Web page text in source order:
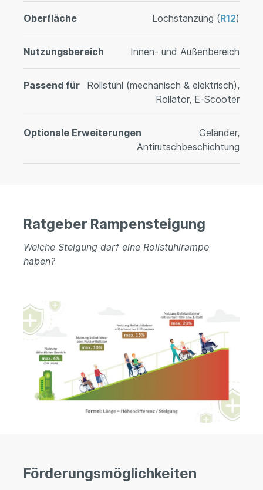
Oberfläche Lochstanzung (R12)
Nutzungsbereich Innen- und Außenbereich
Passend für
Rollstuhl (mechanisch & elektrisch),
Rollator, E-Scooter
Optionale Erweiterungen
Geländer,
Antirutschbeschichtung
Ratgeber Rampensteigung
Welche Steigung darf eine Rollstuhlrampe
haben?
Förderungsmöglichkeiten